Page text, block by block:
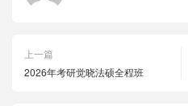
上一篇
2026年考研觉晓法硕全程班